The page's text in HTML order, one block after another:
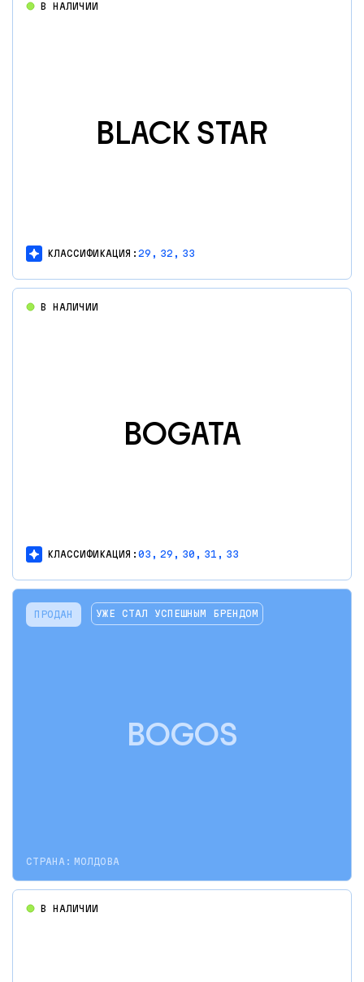
В НАЛИЧИИ
BLACK STAR
КЛАССИФИКАЦИЯ: 29, 32, 33
В НАЛИЧИИ
BOGATA
КЛАССИФИКАЦИЯ: 03, 29, 30, 31, 33
ПРОДАН УЖЕ СТАЛ УСПЕШНЫМ БРЕНДОМ
BOGOS
СТРАНА: МОЛДОВА
В НАЛИЧИИ